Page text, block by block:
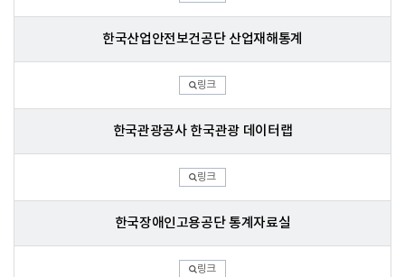
한국산업안전보건공단 산업재해통계
링크
한국관광공사 한국관광 데이터랩
링크
한국장애인고용공단 통계자료실
링크